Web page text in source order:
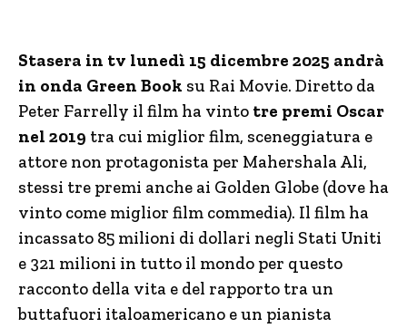
Stasera in tv lunedì 15 dicembre 2025 andrà
in onda Green Book su Rai Movie. Diretto da
Peter Farrelly il film ha vinto tre premi Oscar
nel 2019 tra cui miglior film, sceneggiatura e
attore non protagonista per Mahershala Ali,
stessi tre premi anche ai Golden Globe (dove ha
vinto come miglior film commedia). Il film ha
incassato 85 milioni di dollari negli Stati Uniti
e 321 milioni in tutto il mondo per questo
racconto della vita e del rapporto tra un
buttafuori italoamericano e un pianista